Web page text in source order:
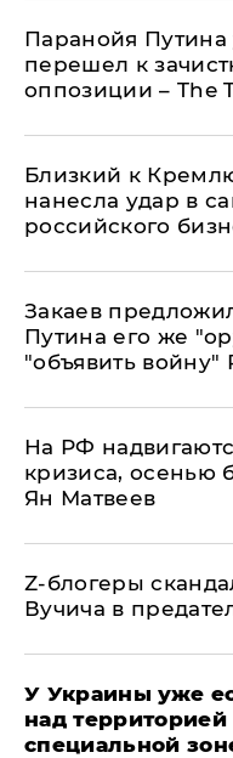
Паранойя Путина
перешел к
оппозиции – The
Близкий к
нанесла удар в
российского
Закаев
Путина его же
"объявить войну"
На РФ
кризиса, осенью
Ян Матвеев
Z-блогеры
Вучича в
У Украины уже
над
специальной